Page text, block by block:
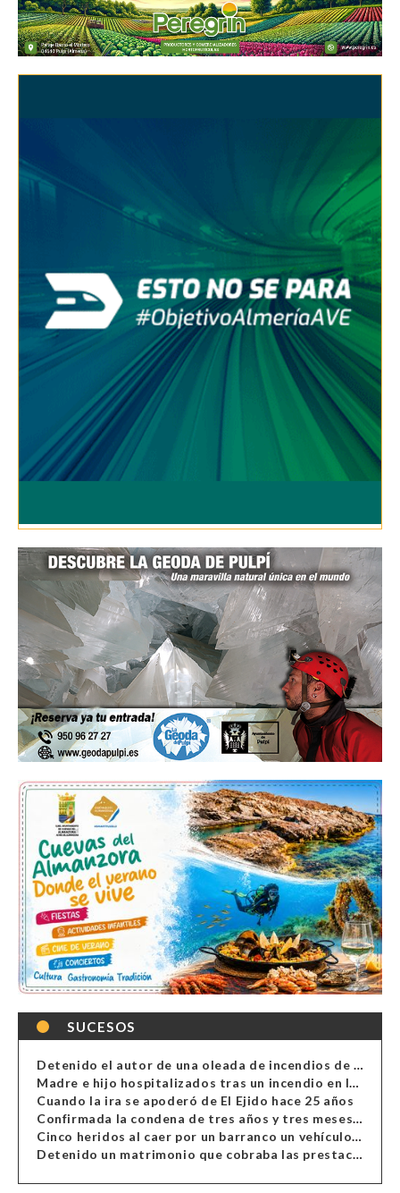
SUCESOS
Detenido el autor de una oleada de incendios de contenedores en Almería
Madre e hijo hospitalizados tras un incendio en la cocina de una vivienda en Almería
Cuando la ira se apoderó de El Ejido hace 25 años
Confirmada la condena de tres años y tres meses al hombre de Antas acusado de xenofobia
Cinco heridos al caer por un barranco un vehículo en Alcolea
Detenido un matrimonio que cobraba las prestaciones de ilegales en Almería, Granada, Málaga, Huelva y Murcia